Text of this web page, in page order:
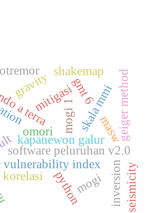
software peluruhan v2.0
kapanewon galur
vulnerability index
a terra
python
gravitymitigasi
mogi 1
omori
mogi
skala mmi
inversion
shakemap
gmt 6 geiger method
masw
seismicity